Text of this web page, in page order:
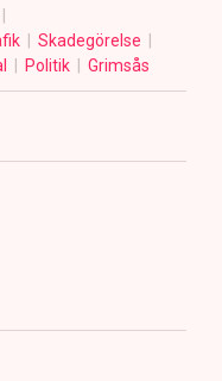
Skadegörelse
Politik Grimsås